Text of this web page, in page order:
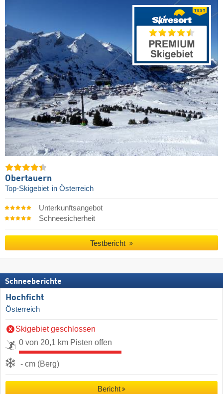
Obertauern
Top-Skigebiet in Österreich
Unterkunftsangebot
Schneesicherheit
Testbericht
Schneeberichte
Hochficht
Österreich
Skigebiet geschlossen
0 von 20,1 km Pisten offen
- cm (Berg)
Bericht